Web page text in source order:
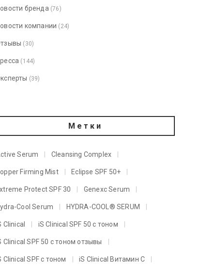
бренда (76)
компании (24)
(30)
(144)
(39)
Метки
Serum Cleansing Complex
Firming Mist Eclipse SPF 50+
Protect SPF 30 Genexc Serum
Cool Serum HYDRA-COOL® SERUM
Clinical iS Clinical SPF 50 с тоном
Clinical SPF 50 с тоном отзывы
Clinical SPF с тоном iS Clinical Витамин C